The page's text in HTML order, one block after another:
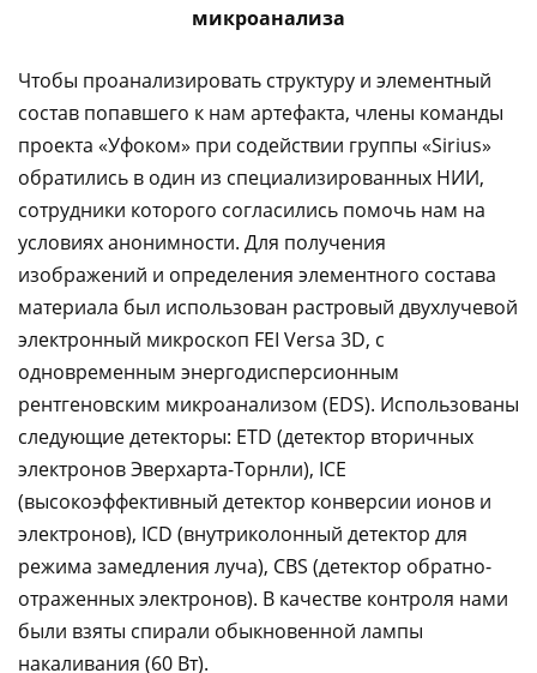
микроанализа
Чтобы проанализировать структуру и элементный
состав попавшего к нам артефакта, члены команды
проекта «Уфоком» при содействии группы «Sirius»
обратились в один из специализированных НИИ,
сотрудники которого согласились помочь нам на
условиях анонимности. Для получения
изображений и определения элементного состава
материала был использован растровый двухлучевой
электронный микроскоп FEI Versa 3D, с
одновременным энергодисперсионным
рентгеновским микроанализом (EDS). Использованы
следующие детекторы: ETD (детектор вторичных
электронов Эверхарта-Торнли), ICE
(высокоэффективный детектор конверсии ионов и
электронов), ICD (внутриколонный детектор для
режима замедления луча), CBS (детектор обратно-
отраженных электронов). В качестве контроля нами
были взяты спирали обыкновенной лампы
накаливания (60 Вт).